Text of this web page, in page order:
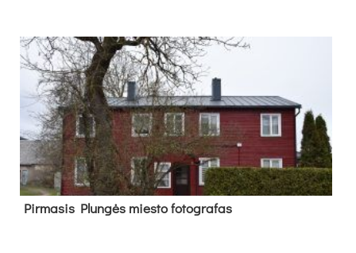
Pir­ma­sis Plun­gės mies­to fo­tog­ra­fas